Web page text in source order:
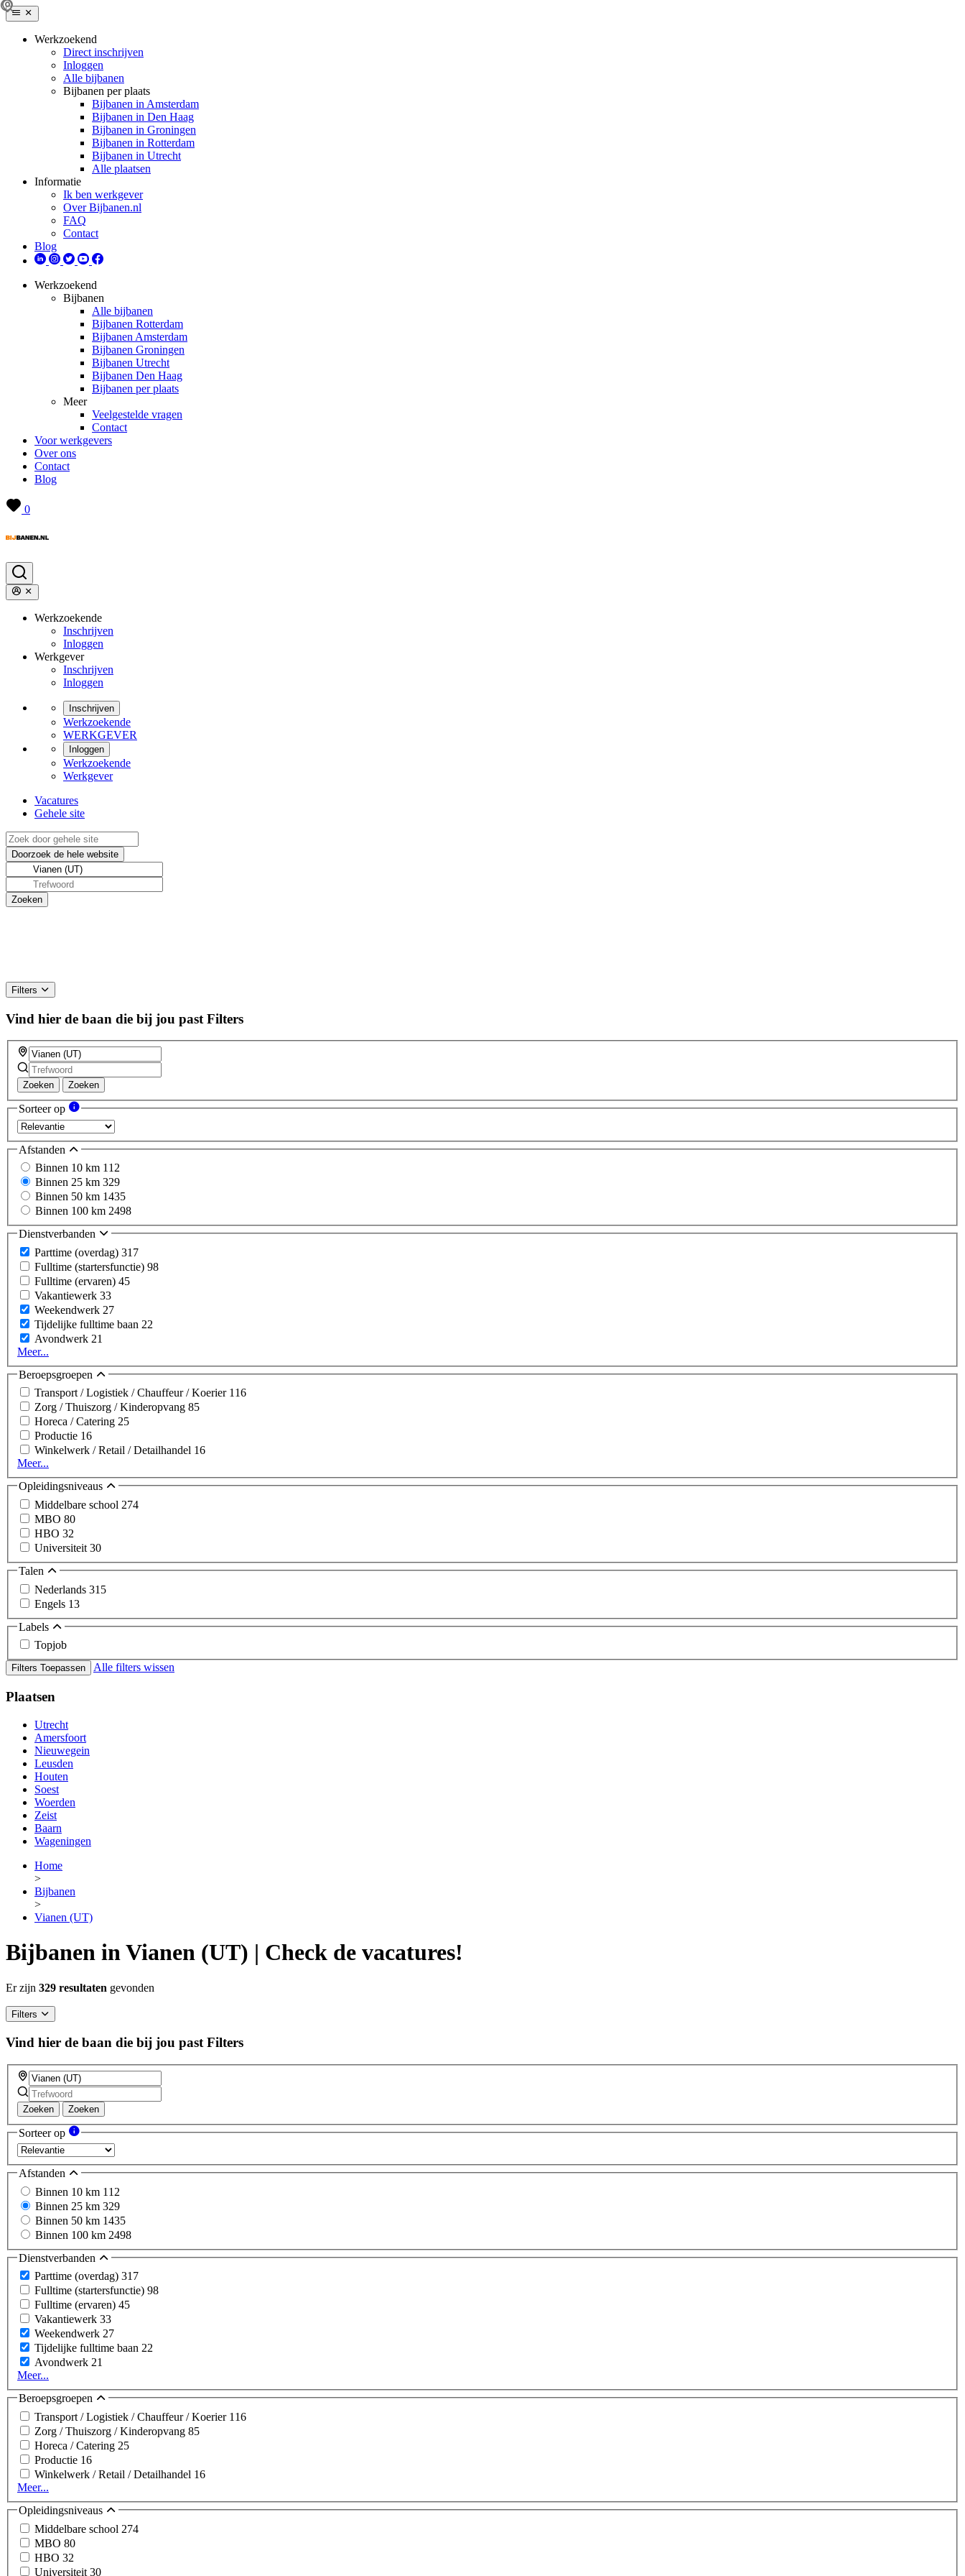
Werkzoekend
Direct inschrijven
Inloggen
Alle bijbanen
Bijbanen per plaats
Bijbanen in Amsterdam
Bijbanen in Den Haag
Bijbanen in Groningen
Bijbanen in Rotterdam
Bijbanen in Utrecht
Alle plaatsen
Informatie
Ik ben werkgever
Over Bijbanen.nl
FAQ
Contact
Blog
Werkzoekend
Bijbanen
Alle bijbanen
Bijbanen Rotterdam
Bijbanen Amsterdam
Bijbanen Groningen
Bijbanen Utrecht
Bijbanen Den Haag
Bijbanen per plaats
Meer
Veelgestelde vragen
Contact
Voor werkgevers
Over ons
Contact
Blog
0
Werkzoekende
Inschrijven
Inloggen
Werkgever
Inschrijven
Inloggen
Inschrijven
Werkzoekende
WERKGEVER
Inloggen
Werkzoekende
Werkgever
Vacatures
Gehele site
Filters
Vind hier de baan die bij jou past Filters
Zoeken Zoeken
Sorteer op
Afstanden
Binnen 10 km 112
Binnen 25 km 329
Binnen 50 km 1435
Binnen 100 km 2498
Dienstverbanden
Parttime (overdag) 317
Fulltime (startersfunctie) 98
Fulltime (ervaren) 45
Vakantiewerk 33
Weekendwerk 27
Tijdelijke fulltime baan 22
Avondwerk 21
Meer...
Beroepsgroepen
Transport / Logistiek / Chauffeur / Koerier 116
Zorg / Thuiszorg / Kinderopvang 85
Horeca / Catering 25
Productie 16
Winkelwerk / Retail / Detailhandel 16
Meer...
Opleidingsniveaus
Middelbare school 274
MBO 80
HBO 32
Universiteit 30
Talen
Nederlands 315
Engels 13
Labels
Topjob
Filters Toepassen Alle filters wissen
Plaatsen
Utrecht
Amersfoort
Nieuwegein
Leusden
Houten
Soest
Woerden
Zeist
Baarn
Wageningen
Home
>
Bijbanen
>
Vianen (UT)
Bijbanen in Vianen (UT) | Check de vacatures!
Er zijn 329 resultaten gevonden
Filters
Vind hier de baan die bij jou past Filters
Zoeken Zoeken
Sorteer op
Afstanden
Binnen 10 km 112
Binnen 25 km 329
Binnen 50 km 1435
Binnen 100 km 2498
Dienstverbanden
Parttime (overdag) 317
Fulltime (startersfunctie) 98
Fulltime (ervaren) 45
Vakantiewerk 33
Weekendwerk 27
Tijdelijke fulltime baan 22
Avondwerk 21
Meer...
Beroepsgroepen
Transport / Logistiek / Chauffeur / Koerier 116
Zorg / Thuiszorg / Kinderopvang 85
Horeca / Catering 25
Productie 16
Winkelwerk / Retail / Detailhandel 16
Meer...
Opleidingsniveaus
Middelbare school 274
MBO 80
HBO 32
Universiteit 30